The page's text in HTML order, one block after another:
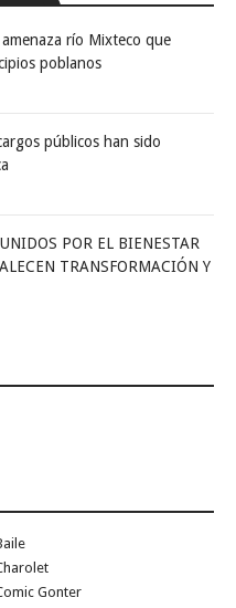
río Mixteco que
poblanos
públicos han sido
POR EL BIENESTAR
TRANSFORMACIÓN Y
Gonter